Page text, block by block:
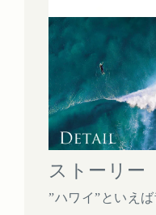
ストーリー
”ハワイ”といえ